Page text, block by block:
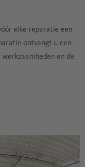
elke reparatie een
ontvangt u een
en de